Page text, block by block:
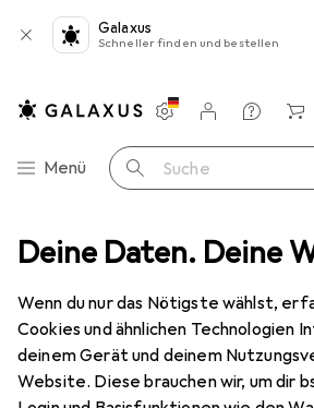
Deine Daten. Deine
Wenn du nur das Nötigste wählst,
Cookies und ähnlichen Technologien
deinem Gerät und deinem
Website. Diese brauchen wir, um dir
Galaxus
Schneller finden und bestellen
Navigation nach Kategorien
Menü Suche
Einstellungen
Kundenkonto
Vergleichslisten
Merklisten
Warenkorb
Hintergrundsystem Puluz Green
21 Bilder
EUR
73,52